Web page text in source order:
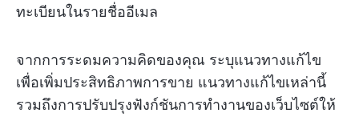
ทะเบียนในรายชื่ออีเมล
จากการระดมความคิดของคุณ ระบุแนวทางแก้ไข
เพื่อเพิ่มประสิทธิภาพการขาย แนวทางแก้ไขเหล่านี้
รวมถึงการปรับปรุงฟังก์ชันการทำงานของเว็บไซต์ให้